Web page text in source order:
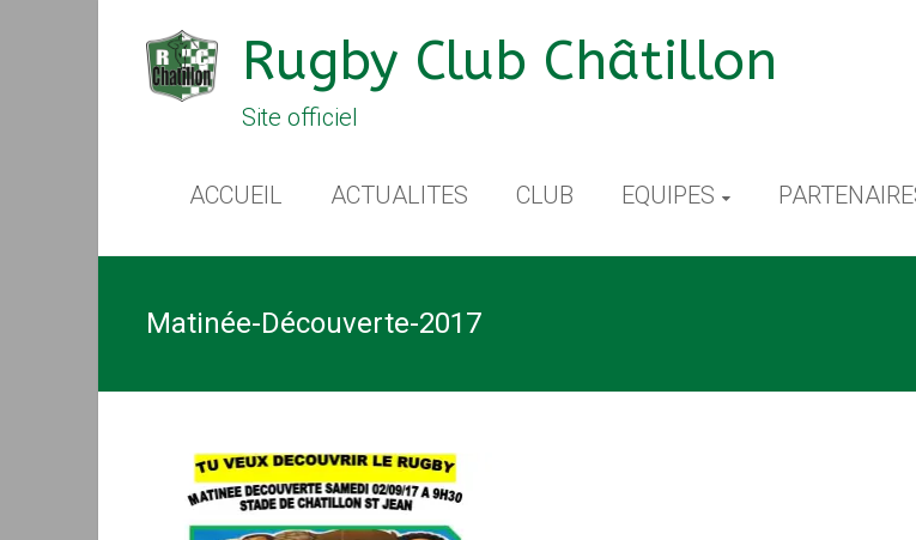
Rugby Club Châtillon
Site officiel
ACCUEIL ACTUALITES CLUB EQUIPES
Matinée-Découverte-2017